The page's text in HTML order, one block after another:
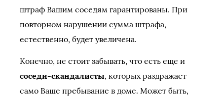
штраф Вашим соседям гарантированы. При
повторном нарушении сумма штрафа,
естественно, будет увеличена.
Конечно, не стоит забывать, что есть еще и
соседи-скандалисты, которых раздражает
само Ваше пребывание в доме. Может быть,